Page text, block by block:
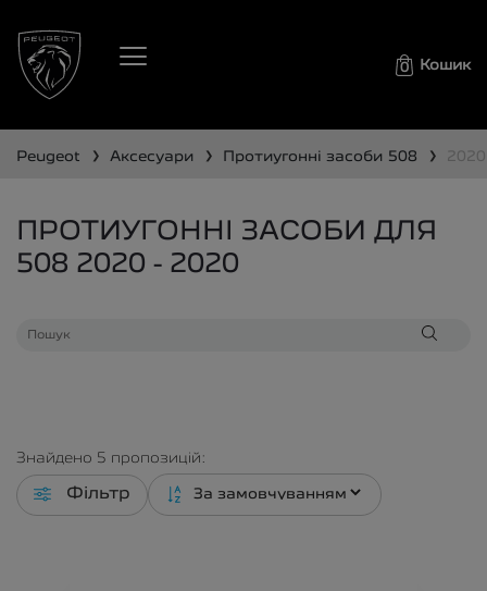
0 Кошик
peugeot ❯ аксесуари ❯ протиугонні засоби 508 ❯
ПРОТИУГОННІ ЗАСОБИ ДЛЯ
508 2020 - 2020
Знайдено 5 пропозицій:
Фільтр